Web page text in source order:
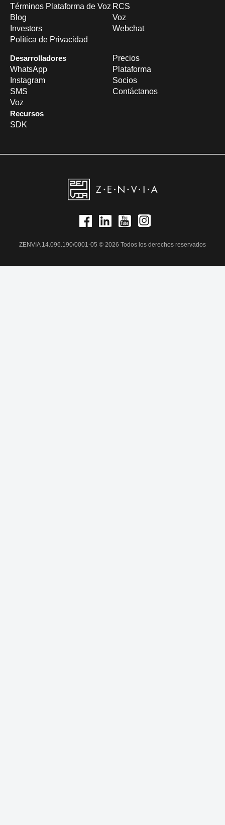
Términos Plataforma de Voz
Blog
Investors
Política de Privacidad
RCS
Voz
Webchat
Desarrolladores
WhatsApp
Instagram
SMS
Voz
Recursos
SDK
Precios
Plataforma
Socios
Contáctanos
ZENVIA 14.096.190/0001-05 © 2026 Todos los derechos reservados